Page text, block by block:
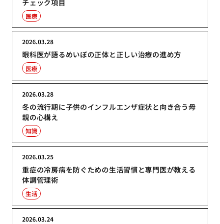
医療
眼科医が語るめいぼの正体と正しい治療の進め方
2026.03.28
医療
冬の流行期に子供のインフルエンザ症状と向き合う母
親の心構え
2026.03.28
知識
重症の冷房病を防ぐための生活習慣と専門医が教える
体調管理術
2026.03.25
生活
2026.03.24